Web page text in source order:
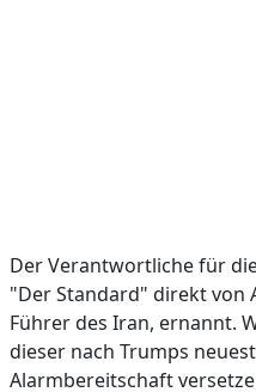
Der Verantwortliche für
"Der Standard" direkt von
Führer des Iran, ernannt.
dieser nach Trumps
Alarmbereitschaft